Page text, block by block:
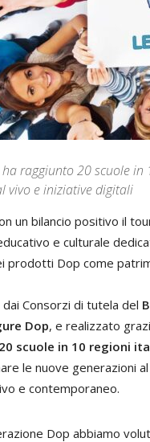
raggiunto 20 scuole
vivo e iniziative digitali
un bilancio positivo il
e culturale
prodotti Dop come
Consorzi di tutela del
Dop, e realizzato
20 scuole in 10 regioni
le nuove generazioni
e contemporaneo.
Dop abbiamo